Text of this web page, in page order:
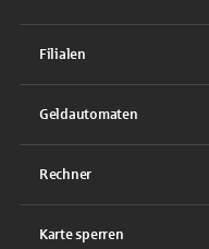
Filialen
Geldautomaten
Rechner
Karte sperren